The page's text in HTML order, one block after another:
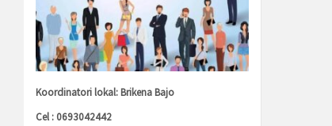
Koordinatori lokal: Brikena Bajo
Cel : 0693042442